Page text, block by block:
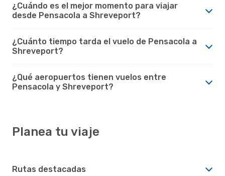
¿Cuándo es el mejor momento para viajar
desde Pensacola a Shreveport?
¿Cuánto tiempo tarda el vuelo de Pensacola a
Shreveport?
¿Qué aeropuertos tienen vuelos entre
Pensacola y Shreveport?
Planea tu viaje
Rutas destacadas